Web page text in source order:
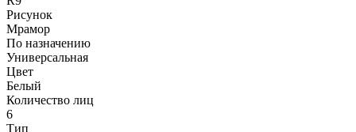
Рисунок
Мрамор
По назначению
Универсальная
Цвет
Белый
Количество лиц
6
Тип